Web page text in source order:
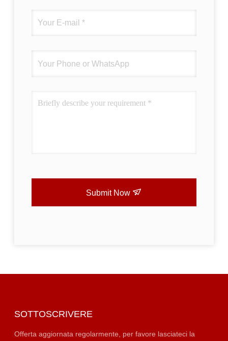
Submit Now
SOTTOSCRIVERE
Offerta aggiornata regolarmente, per favore lasciateci la